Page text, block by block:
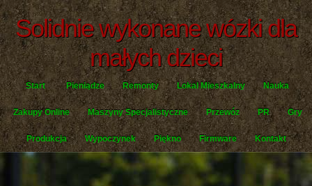
Solidnie wykonane wózki dla
małych dzieci
Start Pieniądze Remonty Lokal Mieszkalny Nauka
Zakupy Online Maszyny Specjalistyczne Przewóz PR Gry
Produkcja Wypoczynek Piękno Firmware Kontakt